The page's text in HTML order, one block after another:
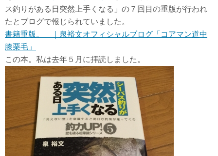
ス釣りがある日突然上手くなる」の７回目の重版が行われ
たとブログで報じられていました。
書籍重版。 ｜泉裕文オフィシャルブログ「コアマン道中
膝栗毛」
この本。私は去年５月に拝読しました。